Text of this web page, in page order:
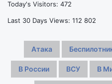
несмотря
на
провальную
Today's Visitors: 472
Last 30 Days Views: 112 802
Атака
В России ВСУ В